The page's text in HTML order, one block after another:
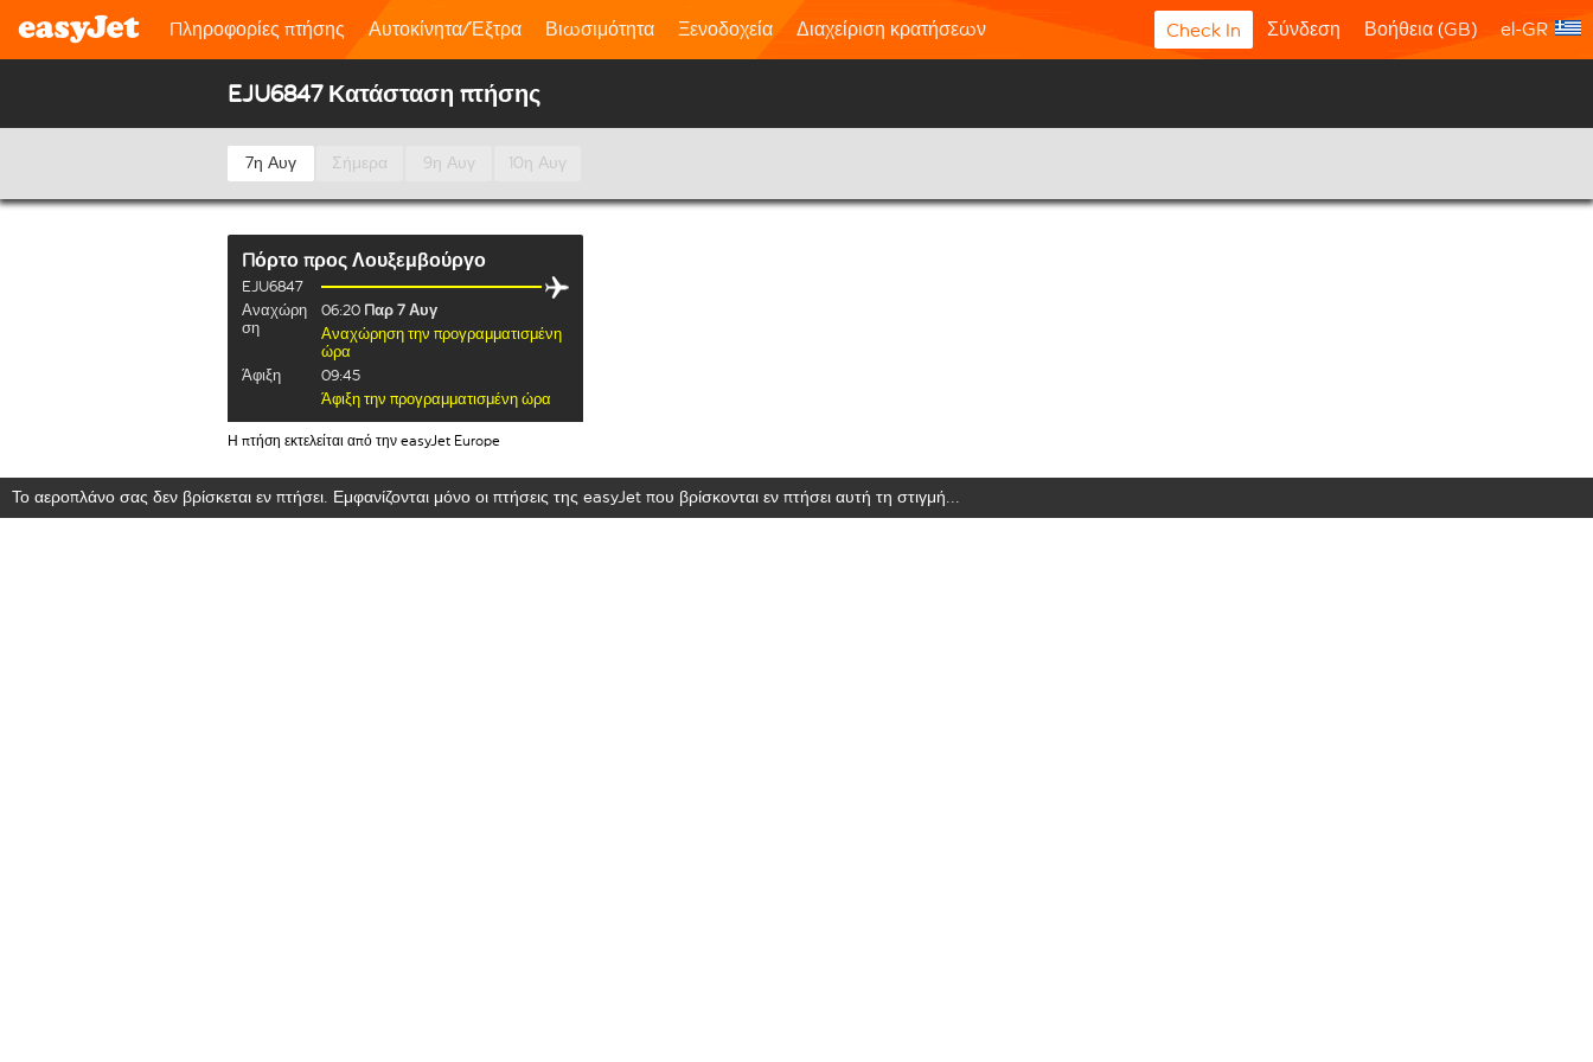
Πληροφορίες πτήσης Αυτοκίνητα/Έξτρα Βιωσιμότητα Ξενοδοχεία Διαχείριση κρατήσεων Check In Σύνδεση Βοήθεια (GB) el-GR
EJU6847 Κατάσταση πτήσης
7η Αυγ Σήμερα 9η Αυγ 10η Αυγ
Πόρτο προς Λουξεμβούργο
EJU6847
Αναχώρη
ση
06:20 Παρ 7 Αυγ
Αναχώρηση την προγραμματισμένη
ώρα
Άφιξη
09:45
Άφιξη την προγραμματισμένη ώρα
Η πτήση εκτελείται από την easyJet Europe
Το αεροπλάνο σας δεν βρίσκεται εν πτήσει. Εμφανίζονται μόνο οι πτήσεις της easyJet που βρίσκονται εν πτήσει αυτή τη στιγμή...